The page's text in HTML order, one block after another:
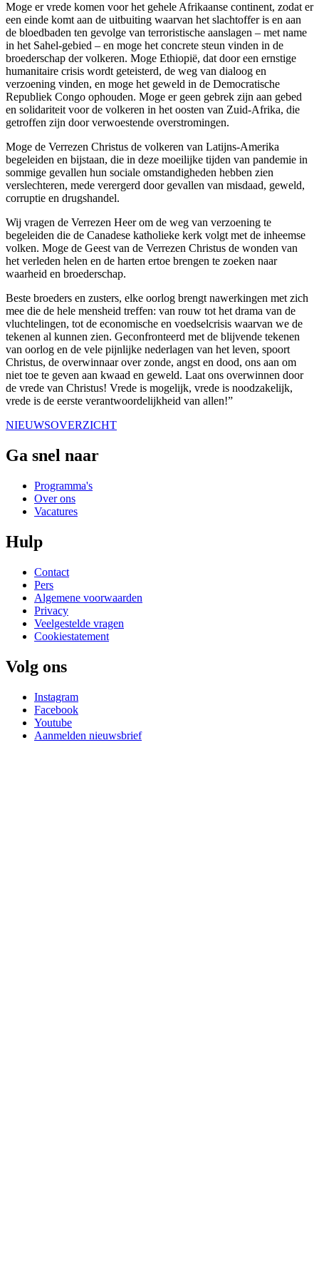
Moge er vrede komen voor het gehele Afrikaanse continent, zodat er
een einde komt aan de uitbuiting waarvan het slachtoffer is en aan
de bloedbaden ten gevolge van terroristische aanslagen – met name
in het Sahel-gebied – en moge het concrete steun vinden in de
broederschap der volkeren. Moge Ethiopië, dat door een ernstige
humanitaire crisis wordt geteisterd, de weg van dialoog en
verzoening vinden, en moge het geweld in de Democratische
Republiek Congo ophouden. Moge er geen gebrek zijn aan gebed
en solidariteit voor de volkeren in het oosten van Zuid-Afrika, die
getroffen zijn door verwoestende overstromingen.
Moge de Verrezen Christus de volkeren van Latijns-Amerika
begeleiden en bijstaan, die in deze moeilijke tijden van pandemie in
sommige gevallen hun sociale omstandigheden hebben zien
verslechteren, mede verergerd door gevallen van misdaad, geweld,
corruptie en drugshandel.
Wij vragen de Verrezen Heer om de weg van verzoening te
begeleiden die de Canadese katholieke kerk volgt met de inheemse
volken. Moge de Geest van de Verrezen Christus de wonden van
het verleden helen en de harten ertoe brengen te zoeken naar
waarheid en broederschap.
Beste broeders en zusters, elke oorlog brengt nawerkingen met zich
mee die de hele mensheid treffen: van rouw tot het drama van de
vluchtelingen, tot de economische en voedselcrisis waarvan we de
tekenen al kunnen zien. Geconfronteerd met de blijvende tekenen
van oorlog en de vele pijnlijke nederlagen van het leven, spoort
Christus, de overwinnaar over zonde, angst en dood, ons aan om
niet toe te geven aan kwaad en geweld. Laat ons overwinnen door
de vrede van Christus! Vrede is mogelijk, vrede is noodzakelijk,
vrede is de eerste verantwoordelijkheid van allen!”
NIEUWSOVERZICHT
Ga snel naar
Programma's
Over ons
Vacatures
Hulp
Contact
Pers
Algemene voorwaarden
Privacy
Veelgestelde vragen
Cookiestatement
Volg ons
Instagram
Facebook
Youtube
Aanmelden nieuwsbrief